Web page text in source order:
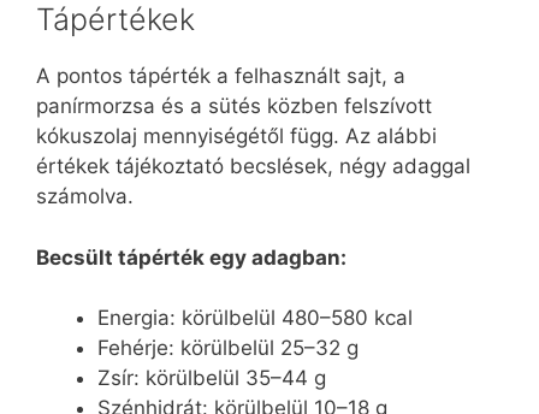
Tápértékek
A pontos tápérték a felhasznált sajt, a
panírmorzsa és a sütés közben felszívott
kókuszolaj mennyiségétől függ. Az alábbi
értékek tájékoztató becslések, négy adaggal
számolva.
Becsült tápérték egy adagban:
Energia: körülbelül 480–580 kcal
Fehérje: körülbelül 25–32 g
Zsír: körülbelül 35–44 g
Szénhidrát: körülbelül 10–18 g